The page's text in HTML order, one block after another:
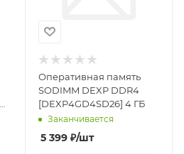
Оперативная память
SODIMM DEXP DDR4
[DEXP4GD4SD26] 4 ГБ
Заканчивается
5 399₽/шт